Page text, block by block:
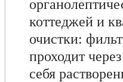
коттеджей и
очистки:
проходит
себя